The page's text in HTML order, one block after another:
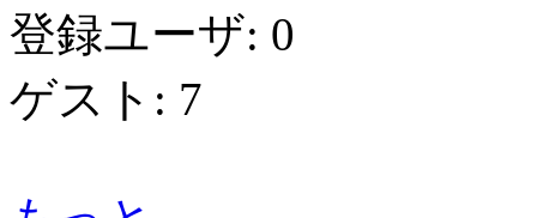
登録ユーザ: 0
ゲスト: 7